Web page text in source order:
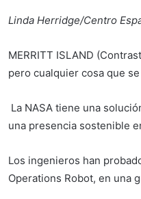
Linda Herridge/Centro
MERRITT ISLAND
pero cualquier cosa que
La NASA tiene una
una presencia sostenible
Los ingenieros han
Operations Robot, en una